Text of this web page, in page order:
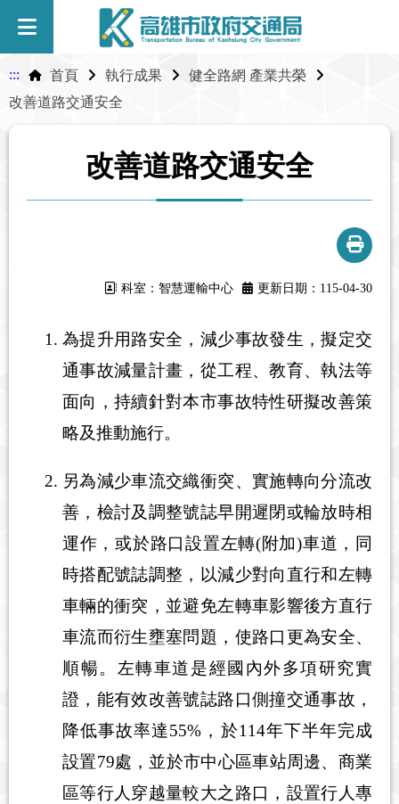
::: 首頁 執行成果
健全路網 產業共榮
改善道路交通安全
改善道路交通安全
更新日期：115-04-30
科室：智慧運輸中心
為提升用路安全，減少事故發生，擬定交
通事故減量計畫，從工程、教育、執法等
面向，持續針對本市事故特性研擬改善策
略及推動施行。
另為減少車流交織衝突、實施轉向分流改
善，檢討及調整號誌早開遲閉或輪放時相
運作，或於路口設置左轉(附加)車道，同
時搭配號誌調整，以減少對向直行和左轉
車輛的衝突，並避免左轉車影響後方直行
車流而衍生壅塞問題，使路口更為安全、
順暢。左轉車道是經國內外多項研究實
證，能有效改善號誌路口側撞交通事故，
降低事故率達55%，於114年下半年完成
設置79處，並於市中心區車站周邊、商業
區等行人穿越量較大之路口，設置行人專